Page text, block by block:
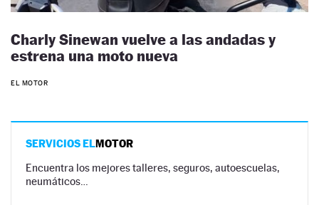
Charly Sinewan vuelve a las andadas y
estrena una moto nueva
EL MOTOR
SERVICIOS ELMOTOR
Encuentra los mejores talleres, seguros, autoescuelas,
neumáticos…